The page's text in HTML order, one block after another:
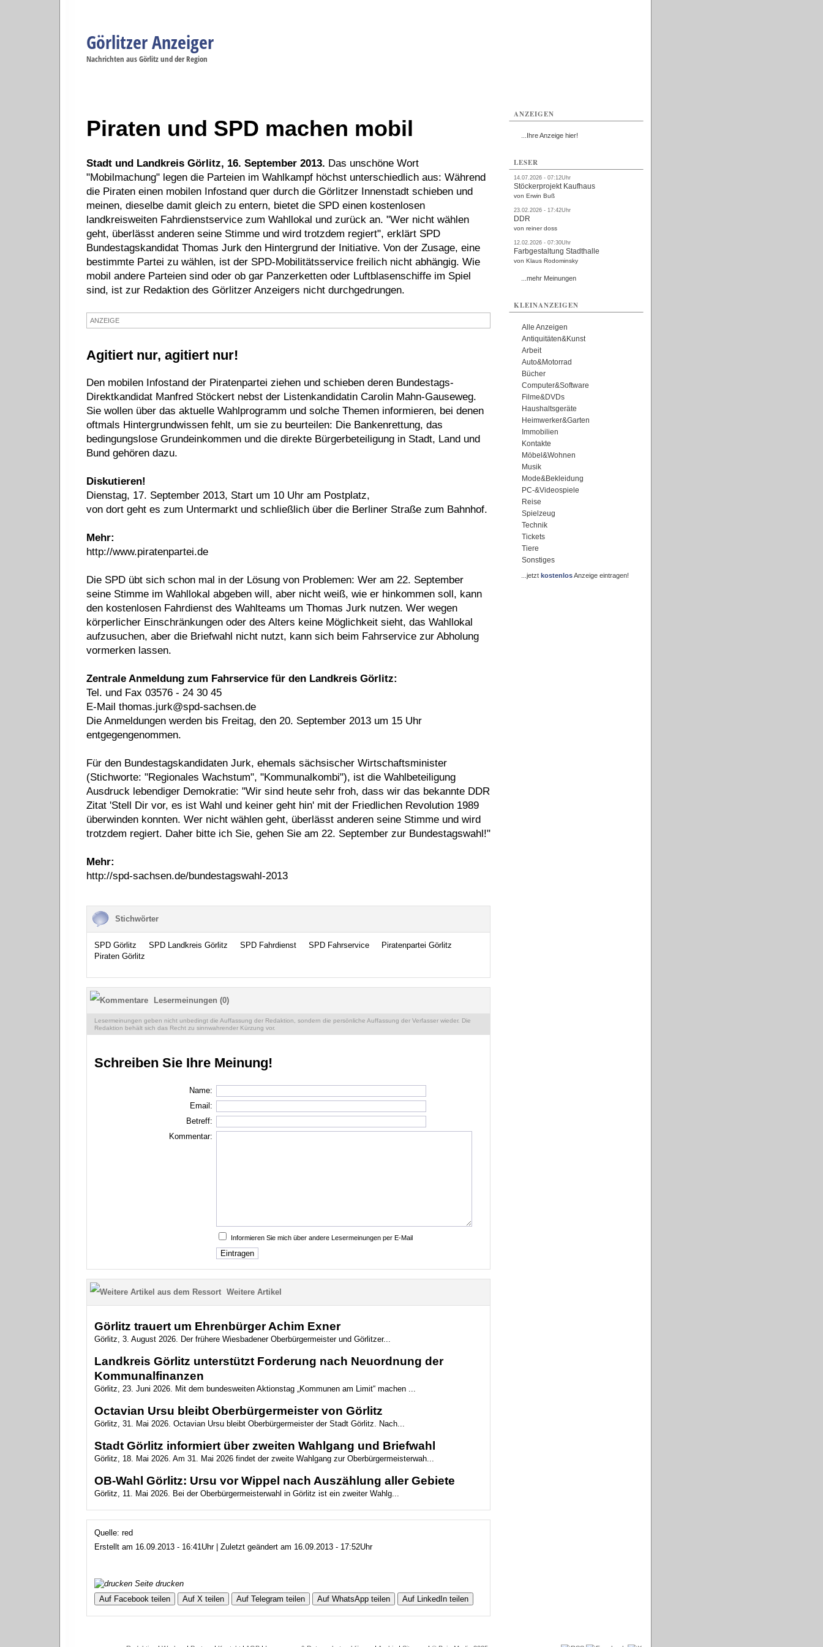
Görlitzer Anzeiger
Nachrichten aus Görlitz und der Region
Piraten und SPD machen mobil
Stadt und Landkreis Görlitz, 16. September 2013. Das unschöne Wort
"Mobilmachung" legen die Parteien im Wahlkampf höchst unterschiedlich aus: Während
die Piraten einen mobilen Infostand quer durch die Görlitzer Innenstadt schieben und
meinen, dieselbe damit gleich zu entern, bietet die SPD einen kostenlosen
landkreisweiten Fahrdienstservice zum Wahllokal und zurück an. "Wer nicht wählen
geht, überlässt anderen seine Stimme und wird trotzdem regiert", erklärt SPD
Bundestagskandidat Thomas Jurk den Hintergrund der Initiative. Von der Zusage, eine
bestimmte Partei zu wählen, ist der SPD-Mobilitätsservice freilich nicht abhängig. Wie
mobil andere Parteien sind oder ob gar Panzerketten oder Luftblasenschiffe im Spiel
sind, ist zur Redaktion des Görlitzer Anzeigers nicht durchgedrungen.
ANZEIGE
Agitiert nur, agitiert nur!
Den mobilen Infostand der Piratenpartei ziehen und schieben deren Bundestags-
Direktkandidat Manfred Stöckert nebst der Listenkandidatin Carolin Mahn-Gauseweg.
Sie wollen über das aktuelle Wahlprogramm und solche Themen informieren, bei denen
oftmals Hintergrundwissen fehlt, um sie zu beurteilen: Die Bankenrettung, das
bedingungslose Grundeinkommen und die direkte Bürgerbeteiligung in Stadt, Land und
Bund gehören dazu.
Diskutieren!
Dienstag, 17. September 2013, Start um 10 Uhr am Postplatz,
von dort geht es zum Untermarkt und schließlich über die Berliner Straße zum Bahnhof.
Mehr:
http://www.piratenpartei.de
Die SPD übt sich schon mal in der Lösung von Problemen: Wer am 22. September
seine Stimme im Wahllokal abgeben will, aber nicht weiß, wie er hinkommen soll, kann
den kostenlosen Fahrdienst des Wahlteams um Thomas Jurk nutzen. Wer wegen
körperlicher Einschränkungen oder des Alters keine Möglichkeit sieht, das Wahllokal
aufzusuchen, aber die Briefwahl nicht nutzt, kann sich beim Fahrservice zur Abholung
vormerken lassen.
Zentrale Anmeldung zum Fahrservice für den Landkreis Görlitz:
Tel. und Fax 03576 - 24 30 45
E-Mail thomas.jurk@spd-sachsen.de
Die Anmeldungen werden bis Freitag, den 20. September 2013 um 15 Uhr
entgegengenommen.
Für den Bundestagskandidaten Jurk, ehemals sächsischer Wirtschaftsminister
(Stichworte: "Regionales Wachstum", "Kommunalkombi"), ist die Wahlbeteiligung
Ausdruck lebendiger Demokratie: "Wir sind heute sehr froh, dass wir das bekannte DDR
Zitat 'Stell Dir vor, es ist Wahl und keiner geht hin' mit der Friedlichen Revolution 1989
überwinden konnten. Wer nicht wählen geht, überlässt anderen seine Stimme und wird
trotzdem regiert. Daher bitte ich Sie, gehen Sie am 22. September zur Bundestagswahl!"
Mehr:
http://spd-sachsen.de/bundestagswahl-2013
Stichwörter
SPD Görlitz SPD Landkreis Görlitz SPD Fahrdienst SPD Fahrservice
Piratenpartei Görlitz
Piraten Görlitz
Lesermeinungen (0)
Lesermeinungen geben nicht unbedingt die Auffassung der Redaktion, sondern die persönliche Auffassung der Verfasser wieder. Die
Redaktion behält sich das Recht zu sinnwahrender Kürzung vor.
Schreiben Sie Ihre Meinung!
Name:
Email:
Betreff:
Kommentar:
Informieren Sie mich über andere Lesermeinungen per E-Mail
Weitere Artikel
Görlitz trauert um Ehrenbürger Achim Exner
Görlitz, 3. August 2026. Der frühere Wiesbadener Oberbürgermeister und Görlitzer...
Landkreis Görlitz unterstützt Forderung nach Neuordnung der
Kommunalfinanzen
Görlitz, 23. Juni 2026. Mit dem bundesweiten Aktionstag „Kommunen am Limit“ machen ...
Octavian Ursu bleibt Oberbürgermeister von Görlitz
Görlitz, 31. Mai 2026. Octavian Ursu bleibt Oberbürgermeister der Stadt Görlitz. Nach...
Stadt Görlitz informiert über zweiten Wahlgang und Briefwahl
Görlitz, 18. Mai 2026. Am 31. Mai 2026 findet der zweite Wahlgang zur Oberbürgermeisterwah...
OB-Wahl Görlitz: Ursu vor Wippel nach Auszählung aller Gebiete
Görlitz, 11. Mai 2026. Bei der Oberbürgermeisterwahl in Görlitz ist ein zweiter Wahlg...
Quelle: red
Erstellt am 16.09.2013 - 16:41Uhr | Zuletzt geändert am 16.09.2013 - 17:52Uhr
Seite drucken
Auf Facebook teilen
Auf X teilen Auf Telegram teilen Auf WhatsApp teilen Auf LinkedIn teilen
ANZEIGEN
...Ihre Anzeige hier!
LESER
14.07.2026 - 07:12Uhr
Stöckerprojekt Kaufhaus
von Erwin Buß
23.02.2026 - 17:42Uhr
DDR
von reiner doss
12.02.2026 - 07:30Uhr
Farbgestaltung Stadthalle
von Klaus Rodominsky
...mehr Meinungen
KLEINANZEIGEN
Alle Anzeigen
Antiquitäten&Kunst
Arbeit
Auto&Motorrad
Bücher
Computer&Software
Filme&DVDs
Haushaltsgeräte
Heimwerker&Garten
Immobilien
Kontakte
Möbel&Wohnen
Musik
Mode&Bekleidung
PC-&Videospiele
Reise
Spielzeug
Technik
Tickets
Tiere
Sonstiges
...jetzt kostenlosAnzeige eintragen!